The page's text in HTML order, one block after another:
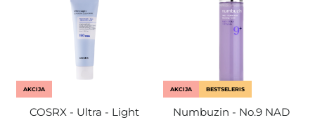
AKCIJA
COSRX - Ultra - Light
AKCIJA BESTSELERIS
Numbuzin - No.9 NAD